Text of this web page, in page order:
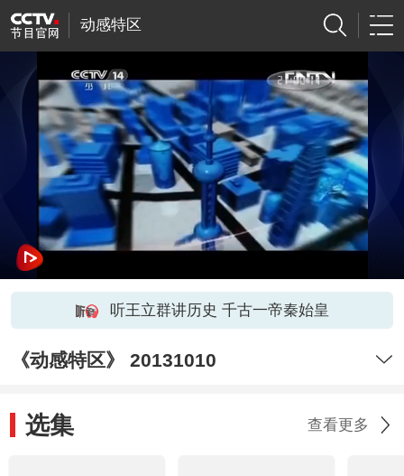
动感特区
听王立群讲历史 千古一帝秦始皇
《动感特区》 20131010
选集 查看更多